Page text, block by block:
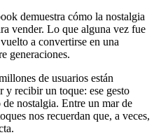
demuestra cómo la nostalgia
vender. Lo que alguna vez fue
a convertirse en una
generaciones.
de usuarios están
y recibir un toque: ese gesto
nostalgia. Entre un mar de
nos recuerdan que, a veces,